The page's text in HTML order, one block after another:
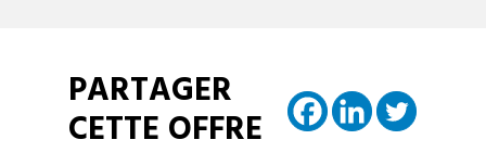
PARTAGER
CETTE OFFRE